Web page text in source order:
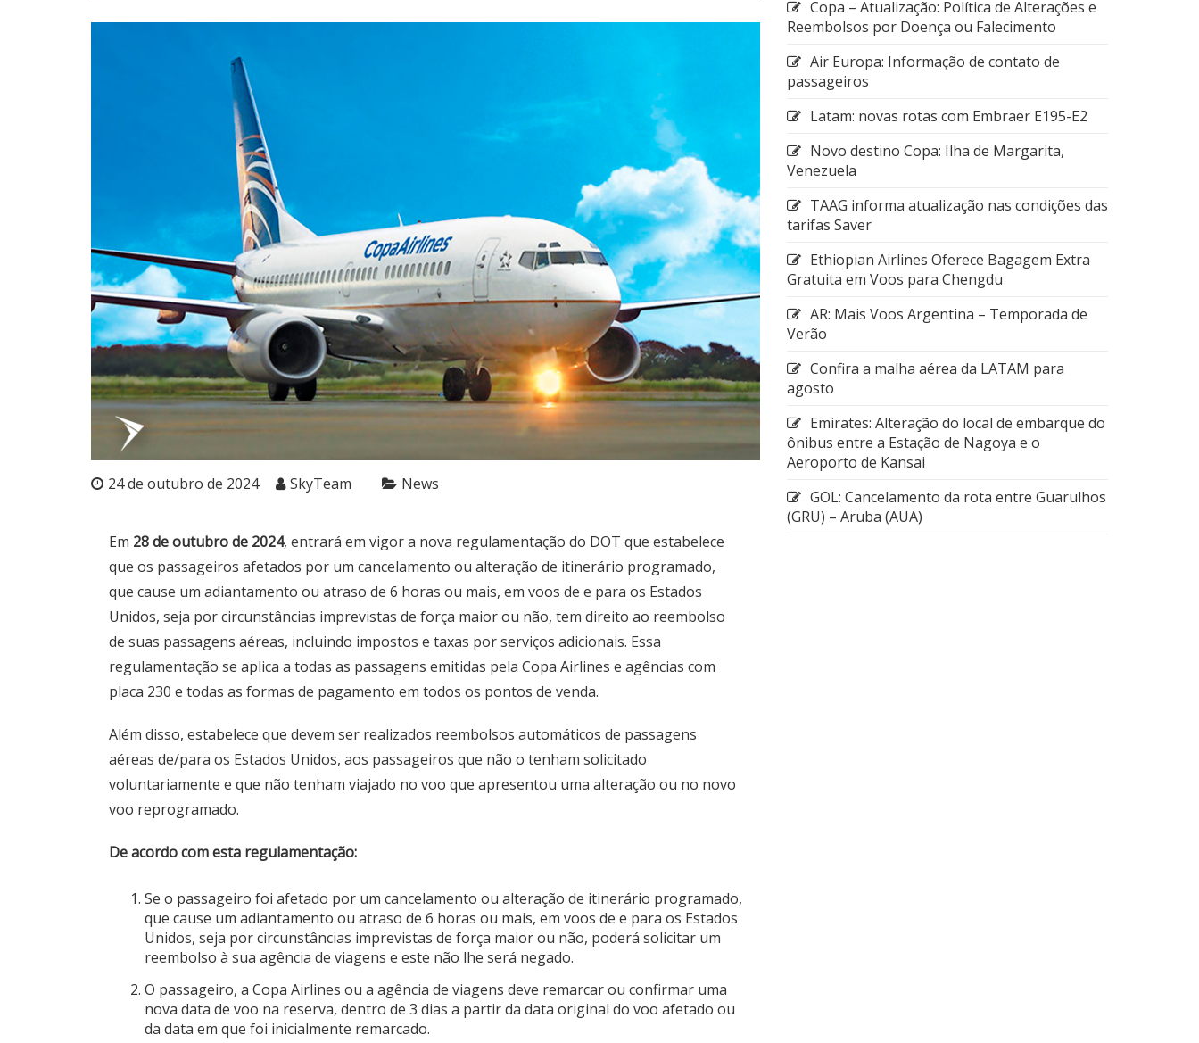
24 de outubro de 2024 SkyTeam News
Em 28 de outubro de 2024, entrará em vigor a nova regulamentação do DOT que estabelece
que os passageiros afetados por um cancelamento ou alteração de itinerário programado,
que cause um adiantamento ou atraso de 6 horas ou mais, em voos de e para os Estados
Unidos, seja por circunstâncias imprevistas de força maior ou não, tem direito ao reembolso
de suas passagens aéreas, incluindo impostos e taxas por serviços adicionais. Essa
regulamentação se aplica a todas as passagens emitidas pela Copa Airlines e agências com
placa 230 e todas as formas de pagamento em todos os pontos de venda.
Além disso, estabelece que devem ser realizados reembolsos automáticos de passagens
aéreas de/para os Estados Unidos, aos passageiros que não o tenham solicitado
voluntariamente e que não tenham viajado no voo que apresentou uma alteração ou no novo
voo reprogramado.
De acordo com esta regulamentação:
Se o passageiro foi afetado por um cancelamento ou alteração de itinerário programado,
que cause um adiantamento ou atraso de 6 horas ou mais, em voos de e para os Estados
Unidos, seja por circunstâncias imprevistas de força maior ou não, poderá solicitar um
reembolso à sua agência de viagens e este não lhe será negado.
O passageiro, a Copa Airlines ou a agência de viagens deve remarcar ou confirmar uma
nova data de voo na reserva, dentro de 3 dias a partir da data original do voo afetado ou
da data em que foi inicialmente remarcado.
Copa – Atualização: Política de Alterações e
Reembolsos por Doença ou Falecimento
Air Europa: Informação de contato de
passageiros
Latam: novas rotas com Embraer E195-E2
Novo destino Copa: Ilha de Margarita,
Venezuela
TAAG informa atualização nas condições das
tarifas Saver
Ethiopian Airlines Oferece Bagagem Extra
Gratuita em Voos para Chengdu
AR: Mais Voos Argentina – Temporada de
Verão
Confira a malha aérea da LATAM para
agosto
Emirates: Alteração do local de embarque do
ônibus entre a Estação de Nagoya e o
Aeroporto de Kansai
GOL: Cancelamento da rota entre Guarulhos
(GRU) – Aruba (AUA)